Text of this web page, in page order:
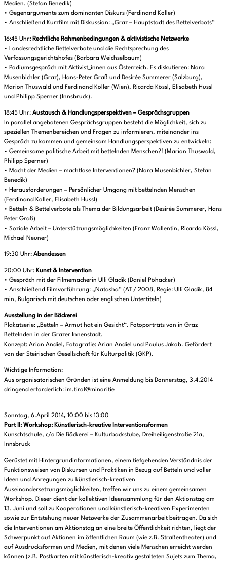
Medien. (Stefan Benedik)
• Gegenargumente zum dominanten Diskurs (Ferdinand Koller)
• Anschließend Kurzfilm mit Diskussion: „Graz – Hauptstadt des Bettelverbots“
16:45 Uhr: Rechtliche Rahmenbedingungen & aktivistische Netzwerke
• Landesrechtliche Bettelverbote und die Rechtsprechung des
Verfassungsgerichtshofes (Barbara Weichselbaum)
• Podiumsgespräch mit Aktivist_innen aus Österreich. Es diskutieren: Nora
Musenbichler (Graz), Hans-Peter Graß und Desirée Summerer (Salzburg),
Marion Thuswald und Ferdinand Koller (Wien), Ricarda Kössl, Elisabeth Hussl
und Philipp Sperner (Innsbruck).
18:45 Uhr: Austausch & Handlungsperspektiven – Gesprächsgruppen
In parallel angebotenen Gesprächsgruppen besteht die Möglichkeit, sich zu
speziellen Themenbereichen und Fragen zu informieren, miteinander ins
Gespräch zu kommen und gemeinsam Handlungsperspektiven zu entwickeln:
• Gemeinsame politische Arbeit mit bettelnden Menschen?! (Marion Thuswald,
Philipp Sperner)
• Macht der Medien – machtlose Interventionen? (Nora Musenbichler, Stefan
Benedik)
• Herausforderungen – Persönlicher Umgang mit bettelnden Menschen
(Ferdinand Koller, Elisabeth Hussl)
• Betteln & Bettelverbote als Thema der Bildungsarbeit (Desirée Summerer, Hans
Peter Graß)
• Soziale Arbeit – Unterstützungsmöglichkeiten (Franz Wallentin, Ricarda Kössl,
Michael Neuner)
19:30 Uhr: Abendessen
20:00 Uhr: Kunst & Intervention
• Gespräch mit der Filmemacherin Ulli Gladik (Daniel Pöhacker)
• Anschließend Filmvorführung: „Natasha“ (AT / 2008, Regie: Ulli Gladik, 84
min, Bulgarisch mit deutschen oder englischen Untertiteln)
Ausstellung in der Bäckerei
Plakatserie: „Betteln – Armut hat ein Gesicht“. Fotoporträts von in Graz
Bettelnden in der Grazer Innenstadt.
Konzept: Arian Andiel, Fotografie: Arian Andiel und Paulus Jakob. Gefördert
von der Steirischen Gesellschaft für Kulturpolitik (GKP).
Wichtige Information:
Aus organisatorischen Gründen ist eine Anmeldung bis Donnerstag, 3.4.2014
dringend erforderlich: im.tirol@minoritie
Sonntag, 6.April 2014, 10:00 bis 13:00
Part II: Workshop: Künstlerisch-kreative Interventionsformen
Kunschtschule, c/o Die Bäckerei – Kulturbackstube, Dreiheiligenstraße 21a,
Innsbruck
Gerüstet mit Hintergrundinformationen, einem tiefgehenden Verständnis der
Funktionsweisen von Diskursen und Praktiken in Bezug auf Betteln und voller
Ideen und Anregungen zu künstlerisch-kreativen
Auseinandersetzungsmöglichkeiten, treffen wir uns zu einem gemeinsamen
Workshop. Dieser dient der kollektiven Ideensammlung für den Aktionstag am
13. Juni und soll zu Kooperationen und künstlerisch-kreativen Experimenten
sowie zur Entstehung neuer Netzwerke der Zusammenarbeit beitragen. Da sich
die Interventionen am Aktionstag an eine breite Öffentlichkeit richten, liegt der
Schwerpunkt auf Aktionen im öffentlichen Raum (wie z.B. Straßentheater) und
auf Ausdrucksformen und Medien, mit denen viele Menschen erreicht werden
können (z.B. Postkarten mit künstlerisch-kreativ gestalteten Sujets zum Thema,